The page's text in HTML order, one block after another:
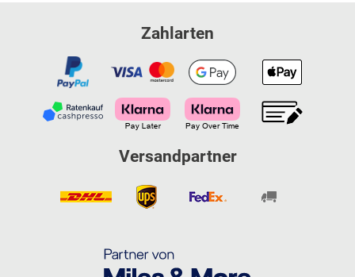
Zahlarten
Versandpartner